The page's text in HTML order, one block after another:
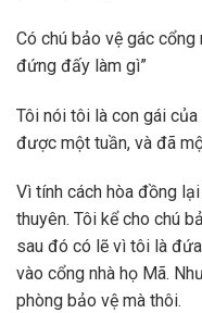
Có chú bảo vệ gác cổng
đứng đấy làm gì”
Tôi nói tôi là con gái
được một tuần, và đã
Vì tính cách hòa đồng
thuyên. Tôi kể cho chú
sau đó có lẽ vì tôi là
vào cổng nhà họ Mã.
phòng bảo vệ mà thôi.